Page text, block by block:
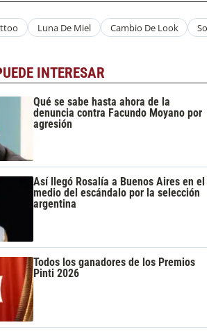
Luna De Miel Cambio De Look Sol
INTERESAR
Qué se sabe hasta ahora de la
denuncia contra Facundo Moyano por
agresión
Así llegó Rosalía a Buenos Aires en el
medio del escándalo por la selección
argentina
Todos los ganadores de los Premios
Pinti 2026